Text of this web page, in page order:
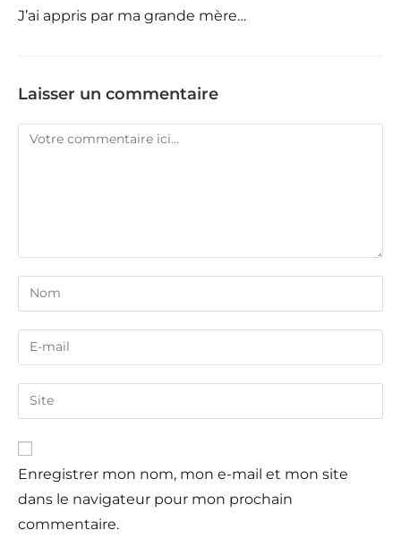
J’ai appris par ma grande mère…
Laisser un commentaire
Enregistrer mon nom, mon e-mail et mon site
dans le navigateur pour mon prochain
commentaire.